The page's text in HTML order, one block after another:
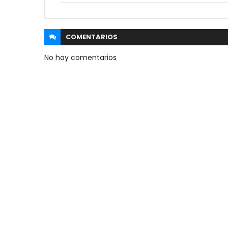
COMENTARIOS
No hay comentarios